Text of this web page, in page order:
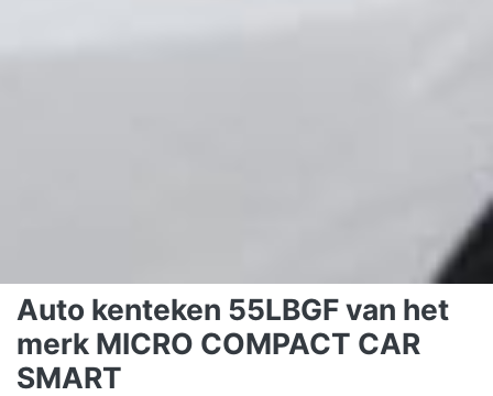
Auto kenteken 55LBGF van het
merk MICRO COMPACT CAR
SMART